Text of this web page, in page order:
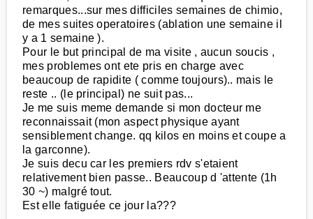
remarques...sur mes difficiles semaines de chimio,
de mes suites operatoires (ablation une semaine il
y a 1 semaine ).
Pour le but principal de ma visite , aucun soucis ,
mes problemes ont ete pris en charge avec
beaucoup de rapidite ( comme toujours).. mais le
reste .. (le principal) ne suit pas...
Je me suis meme demande si mon docteur me
reconnaissait (mon aspect physique ayant
sensiblement change. qq kilos en moins et coupe a
la garconne).
Je suis decu car les premiers rdv s'etaient
relativement bien passe.. Beaucoup d 'attente (1h
30 ~) malgré tout.
Est elle fatiguée ce jour la???